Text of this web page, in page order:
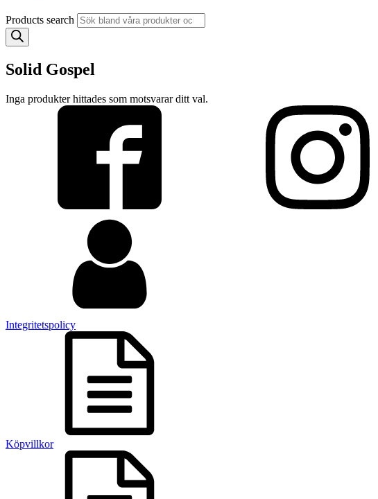
Products search
Solid Gospel
Inga produkter hittades som motsvarar ditt val.
Integritetspolicy
Köpvillkor